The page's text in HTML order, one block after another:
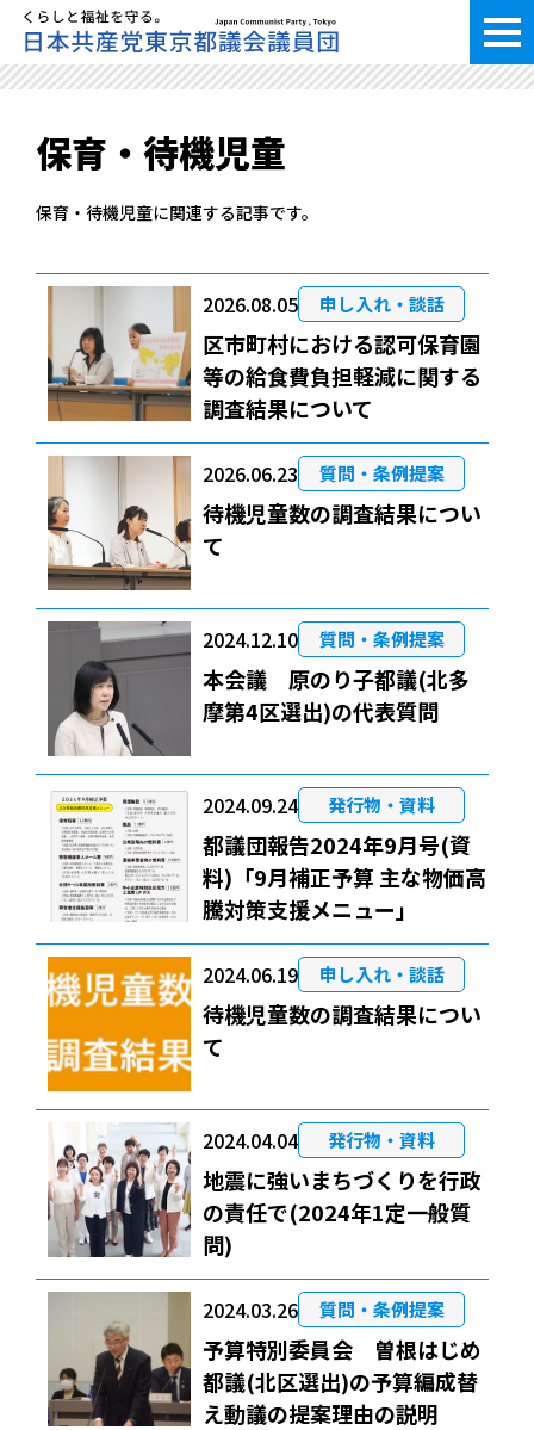
保育・待機児童
保育・待機児童に関連する記事です。
2026.08.05 申し入れ・談話
区市町村における認可保育園
等の給食費負担軽減に関する
調査結果について
2026.06.23 質問・条例提案
待機児童数の調査結果につい
て
2024.12.10 質問・条例提案
本会議 原のり子都議(北多
摩第4区選出)の代表質問
2024.09.24 発行物・資料
都議団報告2024年9月号(資
料)「9月補正予算 主な物価高
騰対策支援メニュー」
2024.06.19 申し入れ・談話
待機児童数の調査結果につい
て
2024.04.04 発行物・資料
地震に強いまちづくりを行政
の責任で(2024年1定一般質
問)
2024.03.26 質問・条例提案
予算特別委員会 曽根はじめ
都議(北区選出)の予算編成替
え動議の提案理由の説明